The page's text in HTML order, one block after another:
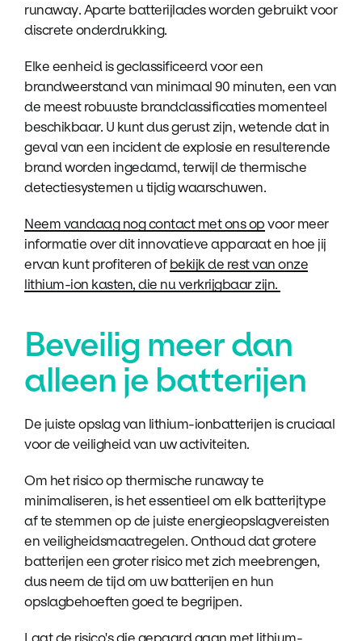
runaway. Aparte batterijlades worden gebruikt voor
discrete onderdrukking.
Elke eenheid is geclassificeerd voor een
brandweerstand van minimaal 90 minuten, een van
de meest robuuste brandclassificaties momenteel
beschikbaar. U kunt dus gerust zijn, wetende dat in
geval van een incident de explosie en resulterende
brand worden ingedamd, terwijl de thermische
detectiesystemen u tijdig waarschuwen.
Neem vandaag nog contact met ons opvoor meer
informatie over dit innovatieve apparaat en hoe jij
ervan kunt profiteren ofbekijk de rest van onze
lithium-ion kasten, die nu verkrijgbaar zijn.
Beveilig meer dan
alleen je batterijen
De juiste opslag van lithium-ionbatterijen is cruciaal
voor de veiligheid van uw activiteiten.
Om het risico op thermische runaway te
minimaliseren, is het essentieel om elk batterijtype
af te stemmen op de juiste energieopslagvereisten
en veiligheidsmaatregelen. Onthoud dat grotere
batterijen een groter risico met zich meebrengen,
dus neem de tijd om uw batterijen en hun
opslagbehoeften goed te begrijpen.
Laat de risico's die gepaard gaan met lithium-